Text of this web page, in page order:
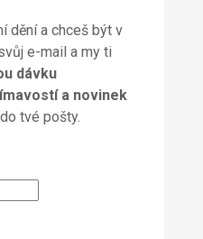
dění a chceš být v
e-mail a my ti
dávku
a novinek
tvé pošty.